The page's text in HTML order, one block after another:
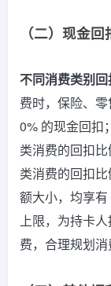
（二）现金
不同消费类别回
费时，保险、
0% 的现金回扣
类消费的回扣
类消费的回扣
额大小，均享
上限，为持卡
费，合理规划消